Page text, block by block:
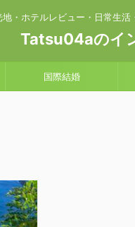
・ホテルレビュー・日常生
Tatsu04aのイ
国際結婚